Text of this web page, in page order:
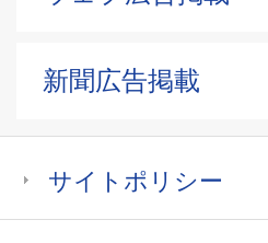
新聞広告掲載
サイトポリシー